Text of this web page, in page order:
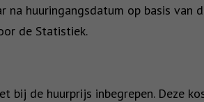
huuringangsdatum op basis van
de Statistiek.
bij de huurprijs inbegrepen. Deze